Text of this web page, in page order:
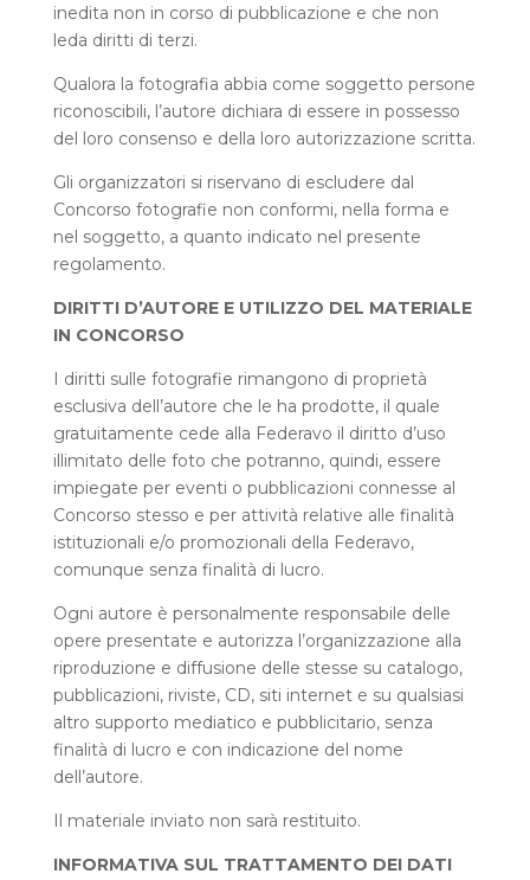
inedita non in corso di pubblicazione e che non
leda diritti di terzi.
Qualora la fotografia abbia come soggetto persone
riconoscibili, l’autore dichiara di essere in possesso
del loro consenso e della loro autorizzazione scritta.
Gli organizzatori si riservano di escludere dal
Concorso fotografie non conformi, nella forma e
nel soggetto, a quanto indicato nel presente
regolamento.
DIRITTI D’AUTORE E UTILIZZO DEL MATERIALE
IN CONCORSO
I diritti sulle fotografie rimangono di proprietà
esclusiva dell’autore che le ha prodotte, il quale
gratuitamente cede alla Federavo il diritto d’uso
illimitato delle foto che potranno, quindi, essere
impiegate per eventi o pubblicazioni connesse al
Concorso stesso e per attività relative alle finalità
istituzionali e/o promozionali della Federavo,
comunque senza finalità di lucro.
Ogni autore è personalmente responsabile delle
opere presentate e autorizza l’organizzazione alla
riproduzione e diffusione delle stesse su catalogo,
pubblicazioni, riviste, CD, siti internet e su qualsiasi
altro supporto mediatico e pubblicitario, senza
finalità di lucro e con indicazione del nome
dell’autore.
Il materiale inviato non sarà restituito.
INFORMATIVA SUL TRATTAMENTO DEI DATI